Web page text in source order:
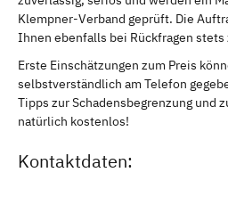
Klempner-Verband geprüft. Die
Ihnen ebenfalls bei Rückfragen stets
Erste Einschätzungen zum Preis
selbstverständlich am Telefon
Tipps zur Schadensbegrenzung und
natürlich kostenlos!
Kontaktdaten: